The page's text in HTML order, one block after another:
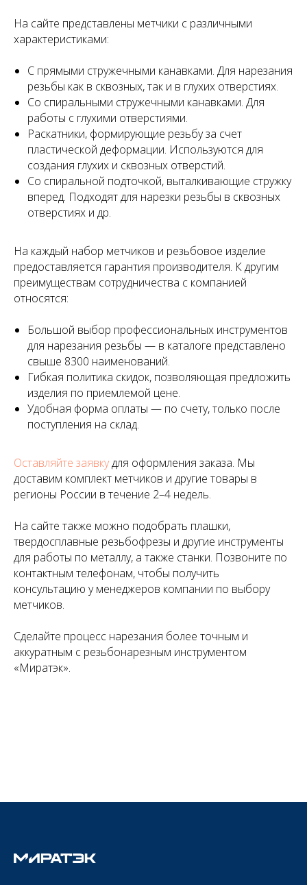
На сайте представлены метчики с различными
характеристиками:
С прямыми стружечными канавками. Для нарезания
резьбы как в сквозных, так и в глухих отверстиях.
Со спиральными стружечными канавками. Для
работы с глухими отверстиями.
Раскатники, формирующие резьбу за счет
пластической деформации. Используются для
создания глухих и сквозных отверстий.
Со спиральной подточкой, выталкивающие стружку
вперед. Подходят для нарезки резьбы в сквозных
отверстиях и др.
На каждый набор метчиков и резьбовое изделие
предоставляется гарантия производителя. К другим
преимуществам сотрудничества с компанией
относятся:
Большой выбор профессиональных инструментов
для нарезания резьбы — в каталоге представлено
свыше 8300 наименований.
Гибкая политика скидок, позволяющая предложить
изделия по приемлемой цене.
Удобная форма оплаты — по счету, только после
поступления на склад.
Оставляйте заявкудля оформления заказа. Мы
доставим комплект метчиков и другие товары в
регионы России в течение 2–4 недель.
На сайте также можно подобрать плашки,
твердосплавные резьбофрезы и другие инструменты
для работы по металлу, а также станки. Позвоните по
контактным телефонам, чтобы получить
консультацию у менеджеров компании по выбору
метчиков.
Сделайте процесс нарезания более точным и
аккуратным с резьбонарезным инструментом
«Миратэк».